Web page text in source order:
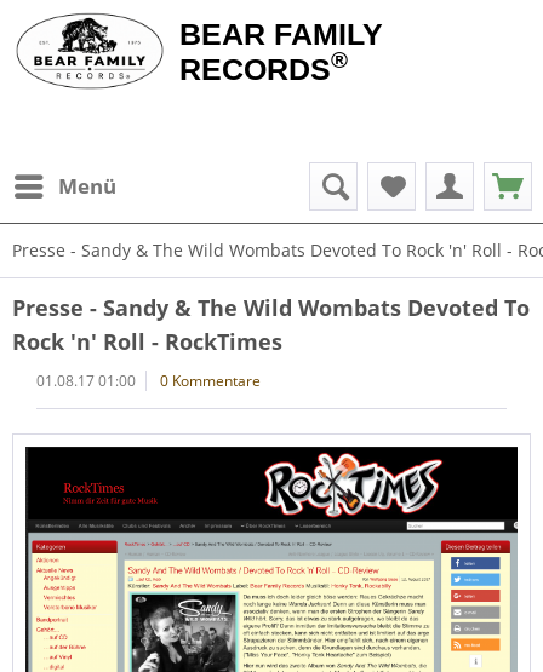
BEAR FAMILY
RECORDS®
Menü
Presse - Sandy & The Wild Wombats Devoted To Rock 'n' Roll -
Presse - Sandy & The Wild Wombats Devoted To
Rock 'n' Roll - RockTimes
01.08.17 01:00 0 Kommentare